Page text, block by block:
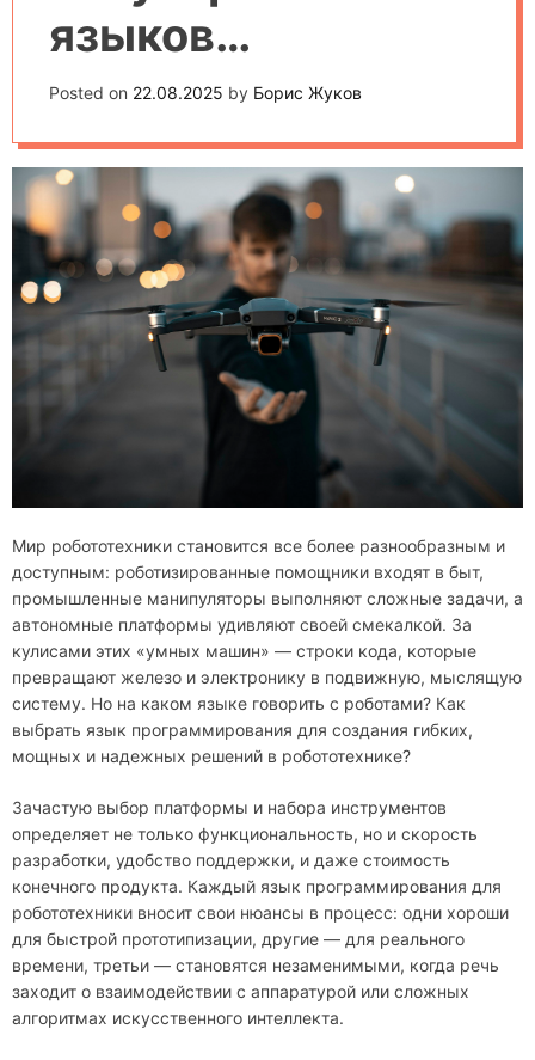
языков
программировани
я для
робототехники
Posted on 22.08.2025 by Борис Жуков
Мир робототехники становится все более разнообразным и
доступным: роботизированные помощники входят в быт,
промышленные манипуляторы выполняют сложные задачи, а
автономные платформы удивляют своей смекалкой. За
кулисами этих «умных машин» — строки кода, которые
превращают железо и электронику в подвижную, мыслящую
систему. Но на каком языке говорить с роботами? Как
выбрать язык программирования для создания гибких,
мощных и надежных решений в робототехнике?
Зачастую выбор платформы и набора инструментов
определяет не только функциональность, но и скорость
разработки, удобство поддержки, и даже стоимость
конечного продукта. Каждый язык программирования для
робототехники вносит свои нюансы в процесс: одни хороши
для быстрой прототипизации, другие — для реального
времени, третьи — становятся незаменимыми, когда речь
заходит о взаимодействии с аппаратурой или сложных
алгоритмах искусственного интеллекта.